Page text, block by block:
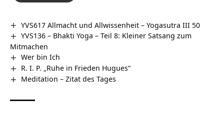
YVS617 Allmacht und Allwissenheit – Yogasutra III 50
YVS136 – Bhakti Yoga – Teil 8: Kleiner Satsang zum
Mitmachen
Wer bin Ich
R. I. P. „Ruhe in Frieden Hugues“
Meditation – Zitat des Tages